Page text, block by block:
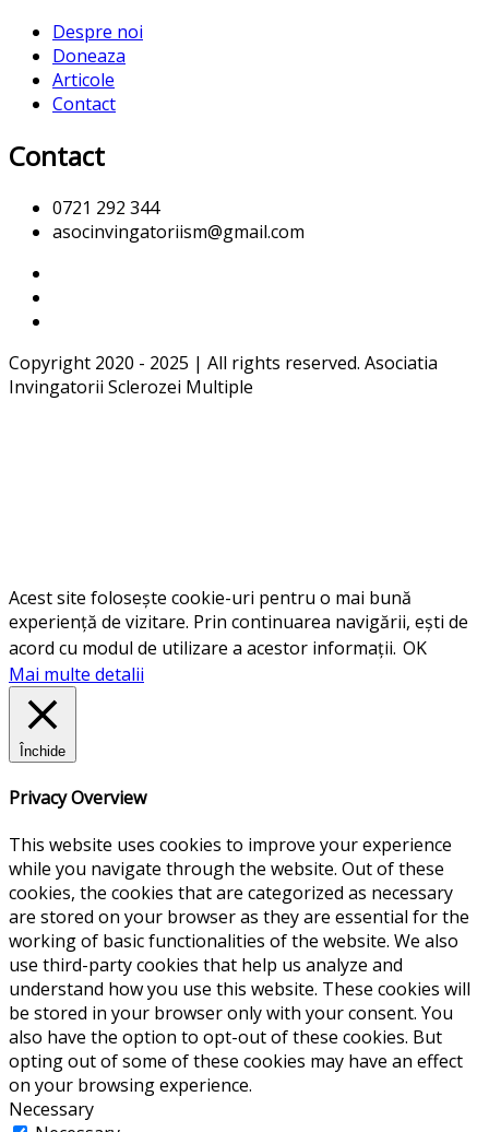
Despre noi
Doneaza
Articole
Contact
Contact
0721 292 344
asocinvingatoriism@gmail.com
Copyright 2020 - 2025 | All rights reserved. Asociatia
Invingatorii Sclerozei Multiple
Acest site folosește cookie-uri pentru o mai bună
experiență de vizitare. Prin continuarea navigării, ești de
acord cu modul de utilizare a acestor informații. OK
Mai multe detalii
Închide
Privacy Overview
This website uses cookies to improve your experience
while you navigate through the website. Out of these
cookies, the cookies that are categorized as necessary
are stored on your browser as they are essential for the
working of basic functionalities of the website. We also
use third-party cookies that help us analyze and
understand how you use this website. These cookies will
be stored in your browser only with your consent. You
also have the option to opt-out of these cookies. But
opting out of some of these cookies may have an effect
on your browsing experience.
Necessary